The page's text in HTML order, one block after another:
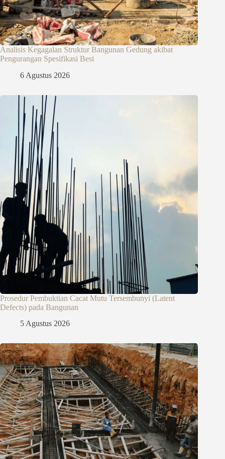
Analisis Kegagalan Struktur Bangunan Gedung akibat
Pengurangan Spesifikasi Besi
6 Agustus 2026
Prosedur Pembuktian Cacat Mutu Tersembunyi (Latent
Defects) pada Bangunan
5 Agustus 2026